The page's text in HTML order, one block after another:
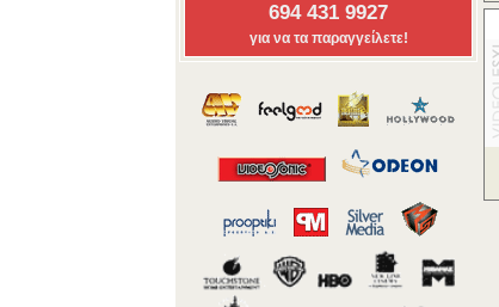
694 431 9927
για να τα παραγγείλετε!